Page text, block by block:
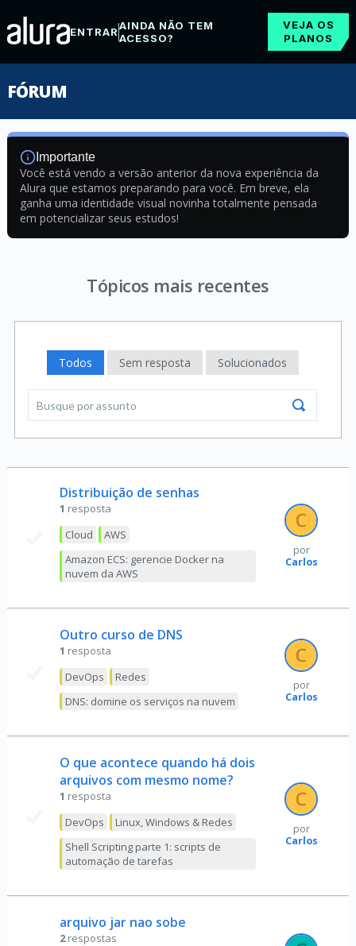
ENTRARAINDA NÃO TEM
ACESSO?
VEJA OS
PLANOS
FÓRUM
Importante
Você está vendo a versão anterior da nova experiência da
Alura que estamos preparando para você. Em breve, ela
ganha uma identidade visual novinha totalmente pensada
em potencializar seus estudos!
Tópicos mais recentes
Todos Sem resposta Solucionados
Distribuição de senhas
1 resposta
Cloud
AWS
Amazon ECS: gerencie Docker na
nuvem da AWS
por
Carlos
Outro curso de DNS
1 resposta
DevOps
Redes
DNS: domine os serviços na nuvem
por
Carlos
O que acontece quando há dois
arquivos com mesmo nome?
1 resposta
DevOps
Linux, Windows & Redes
Shell Scripting parte 1: scripts de
automação de tarefas
por
Carlos
arquivo jar nao sobe
2 respostas